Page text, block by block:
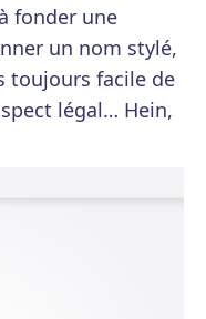
fonder une
un nom stylé,
toujours facile de
légal… Hein,